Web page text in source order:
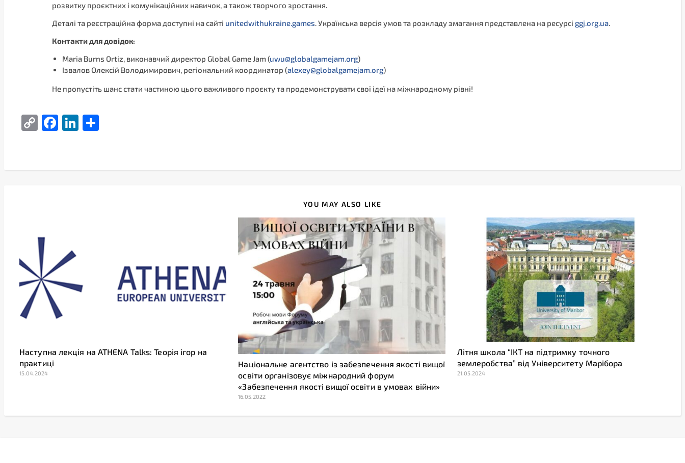
розвитку проєктних і комунікаційних навичок, а також творчого зростання.
Деталі та реєстраційна форма доступні на сайті unitedwithukraine.games. Українська версія умов та розкладу змагання представлена на ресурсі ggj.org.ua.
Контакти для довідок:
Maria Burns Ortiz, виконавчий директор Global Game Jam (uwu@globalgamejam.org)
Ізвалов Олексій Володимирович, регіональний координатор (alexey@globalgamejam.org)
Не пропустіть шанс стати частиною цього важливого проєкту та продемонструвати свої ідеї на міжнародному рівні!
CopyFacebook
LinkedIn
YOU MAY ALSO LIKE
Наступна лекція на ATHENA Talks: Теорія ігор на
практиці
15.04.2024
Національне агентство із забезпечення якості вищої
освіти організовує міжнародний форум
«Забезпечення якості вищої освіти в умовах війни»
16.05.2022
Літня школа “ІКТ на підтримку точного
землеробства” від Університету Марібора
21.05.2024